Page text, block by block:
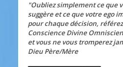
"Oubliez simplement ce que
suggère et ce que votre ego
pour chaque décision,
Conscience Divine
et vous ne vous tromperez
Dieu Père/Mère